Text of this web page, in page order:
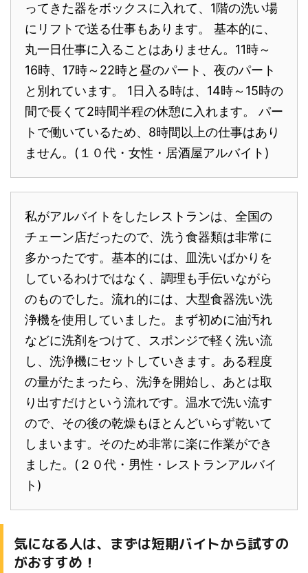
ってきた器をボックスに入れて、1階の洗い場
にリフトで送る仕事もあります。 基本的に、
丸一日仕事に入ることはありません。11時～
16時、17時～22時と昼のパート、夜のパート
と別れています。 1日入る時は、14時～15時の
間で長くて2時間半程の休憩に入れます。 パー
トで働いているため、8時間以上の仕事はあり
ません。(１０代・女性・居酒屋アルバイト)
私がアルバイトをしたレストランは、全国の
チェーン店だったので、洗う食器類は非常に
多かったです。基本的には、皿洗いばかりを
しているわけではなく、調理も手伝いながら
のものでした。流れ的には、大型食器洗い洗
浄機を使用していました。まず初めに油汚れ
などに洗剤をつけて、スポンジで軽く洗い流
し、洗浄機にセットしていきます。ある程度
の量がたまったら、洗浄を開始し、あとは取
り出すだけという流れです。温水で洗い流す
ので、その後の乾燥もほとんどいらず乾いて
しまいます。そのため非常に楽に作業ができ
ました。(２０代・男性・レストランアルバイ
ト)
気になる人は、まずは短期バイトから試すの
がおすすめ！